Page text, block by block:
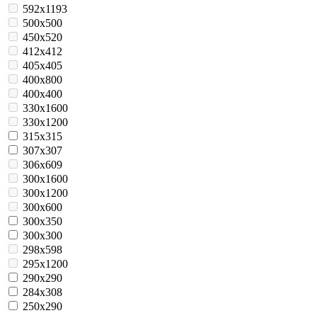
592x1193
500x500
450x520
412x412
405x405
400х800
400x400
330x1600
330x1200
315x315
307x307
306x609
300x1600
300x1200
300x600
300x350
300x300
298x598
295x1200
290x290
284x308
250x290